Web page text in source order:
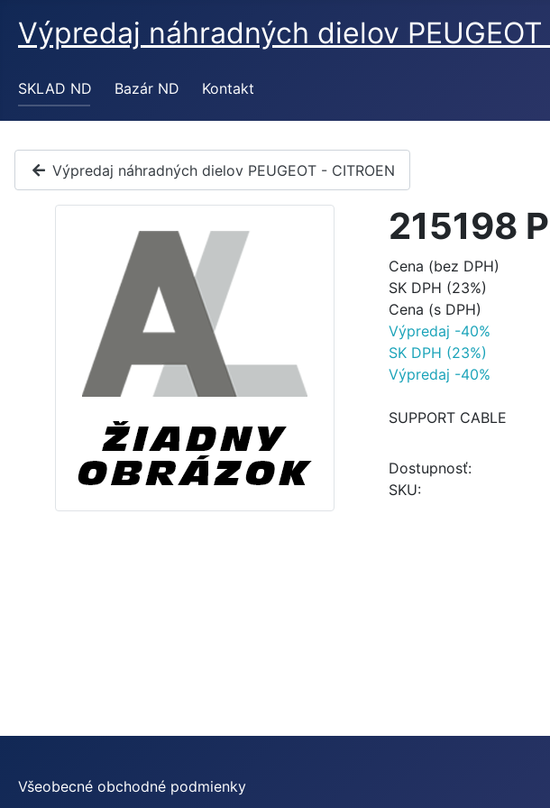
Výpredaj náhradných dielov PEUGEOT
SKLAD ND Bazár ND Kontakt
Výpredaj náhradných dielov PEUGEOT - CITROEN
215198
Cena (bez DPH)
SK DPH (23%)
Cena (s DPH)
Výpredaj -40%
SK DPH (23%)
Výpredaj -40%
SUPPORT CABLE
Dostupnosť:
SKU:
Všeobecné obchodné podmienky